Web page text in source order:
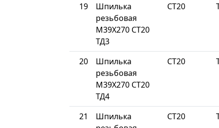
19
Шпилька
резьбовая
М39Х270 СТ20
ТД3
СТ20
20
Шпилька
резьбовая
М39Х270 СТ20
ТД4
СТ20
21
Шпилька
СТ20